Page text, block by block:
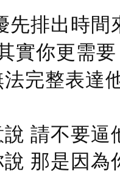
先排出時
實你更需要
完整表達
請不要逼
那是因